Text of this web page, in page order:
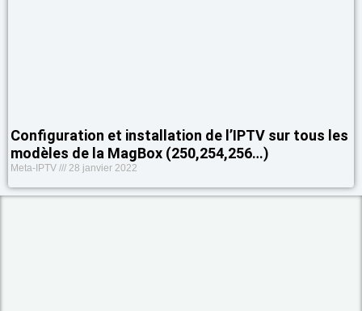
Configuration et installation de l’IPTV sur tous les
modèles de la MagBox (250,254,256…)
Meta-IPTV 28 janvier 2022